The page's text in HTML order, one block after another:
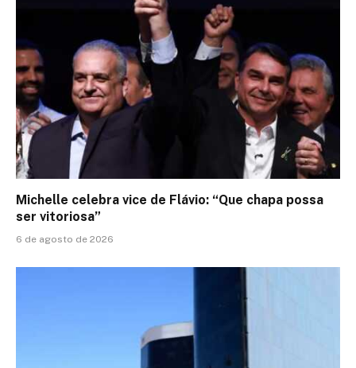
Michelle celebra vice de Flávio: “Que chapa possa
ser vitoriosa”
6 de agosto de 2026